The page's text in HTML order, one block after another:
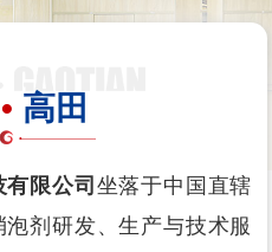
高田
限公司 坐落于中国直辖
剂研发、生产与技术服